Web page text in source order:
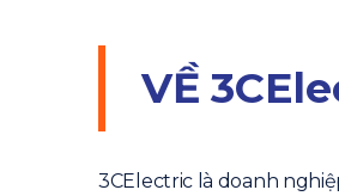
VỀ
3CElectric là doanh